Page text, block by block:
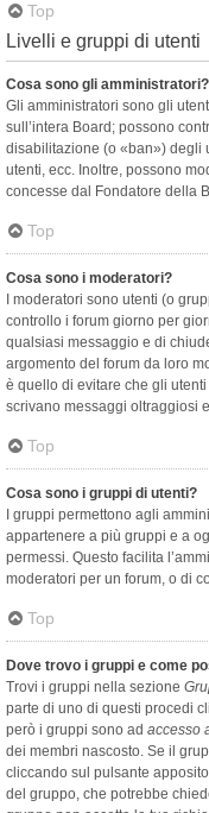
Top
Livelli e gruppi di utenti
Cosa sono gli amministratori?
Gli amministratori sono gli
sull’intera Board; possono
disabilitazione (o «ban») degli
utenti, ecc. Inoltre, possono
concesse dal Fondatore della
Top
Cosa sono i moderatori?
I moderatori sono utenti (o
controllo i forum giorno per
qualsiasi messaggio e di
argomento del forum da loro
è quello di evitare che gli
scrivano messaggi oltraggiosi
Top
Cosa sono i gruppi di utenti?
I gruppi permettono agli
appartenere a più gruppi e a
permessi. Questo facilita
moderatori per un forum, o di
Top
Dove trovo i gruppi e come
Trovi i gruppi nella sezione
parte di uno di questi procedi
però i gruppi sono ad accesso
dei membri nascosto. Se il
cliccando sul pulsante
del gruppo, che potrebbe